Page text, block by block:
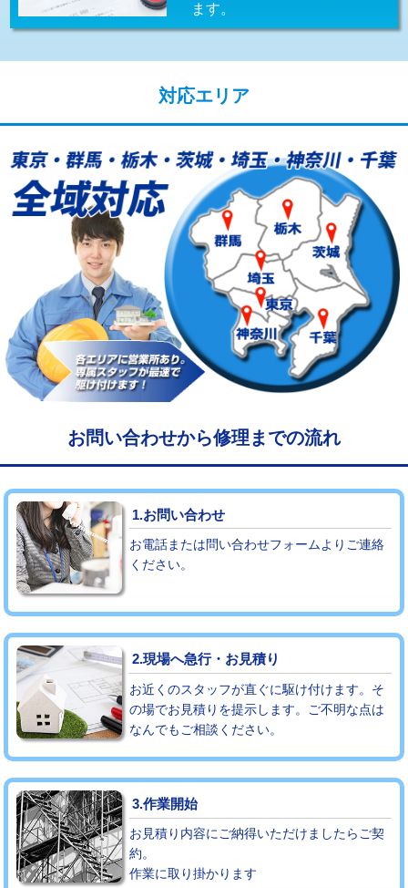
給水管工事※（支持金具設置)
業)
給水管工事※（塩ビ管（VP・HI）使
用/3ｍまで)
33,000円
給水管工事※（塩ビ管（VP・HI）使
用（追加）/3ｍ超え)
+8,800円
給水管工事※（ライニング鋼管・銅
管・ポリ管・HT管使用/3ｍまで)
44,000円
給水管工事※（ライニング鋼管・銅
管・ポリ管・HT管使用/3ｍ超え)
+8,800円
マス交換（土の掘削・埋め戻し作業） 11,000円~
マス交換（深さ50㎝未満） 55,000円
マス交換（深さ50㎝以上） 66,000円
コンクリート斫り（厚さ10㎝まで）
コンクリート斫り（厚さ10㎝超え） 38,500円
モルタル補修（厚さ10㎝まで）
モルタル補修（厚さ10㎝超え） 38,500円
追加人工 16,500円
廃棄・処分 現場見積
※給水管工事は20mmまでの価格です。
ます。
対応エリア
お問い合わせから修理までの流れ
1.お問い合わせ
お電話または問い合わせフォームよりご連絡
ください。
2.現場へ急行・お見積り
お近くのスタッフが直ぐに駆け付けます。そ
の場でお見積りを提示します。ご不明な点は
なんでもご相談ください。
3.作業開始
お見積り内容にご納得いただけましたらご契
約。
作業に取り掛かります